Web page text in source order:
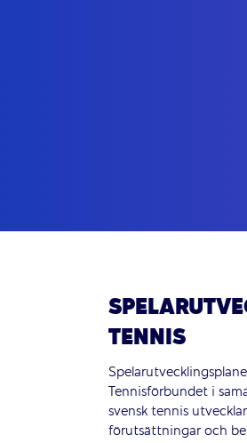
TENNIS
Tennisförbundet i
svensk tennis
förutsättningar och